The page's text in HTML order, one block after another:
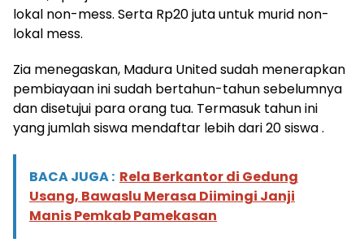
lokal non-mess. Serta Rp20 juta untuk murid non-
lokal mess.
Zia menegaskan, Madura United sudah menerapkan
pembiayaan ini sudah bertahun-tahun sebelumnya
dan disetujui para orang tua. Termasuk tahun ini
yang jumlah siswa mendaftar lebih dari 20 siswa .
BACA JUGA : Rela Berkantor di Gedung
Usang, Bawaslu Merasa Diimingi Janji
Manis Pemkab Pamekasan